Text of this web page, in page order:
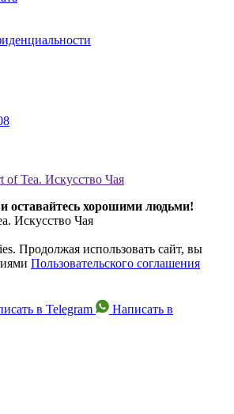
of Tea. Искусство Чая
оставайтесь хорошими людьми!
Искусство Чая
Продолжая использовать сайт, вы
Пользовательского соглашения
в Telegram
Написать в